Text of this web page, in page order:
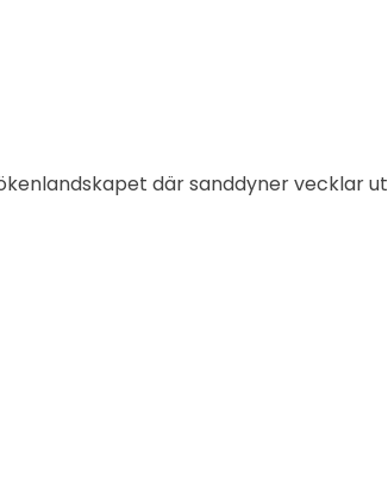
där sanddyner vecklar ut